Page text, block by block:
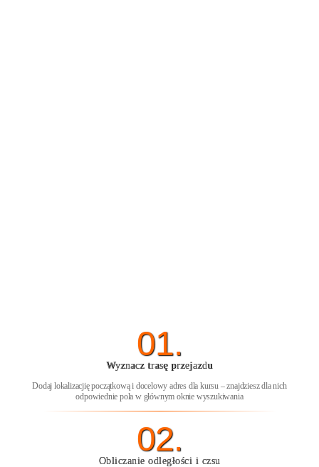
01.
Wyznacz trasę przejazdu
Dodaj lokalizacjię początkową i docelowy adres dla kursu – znajdziesz dla nich
odpowiednie pola w głównym oknie wyszukiwania
02.
Obliczanie odległości i czsu